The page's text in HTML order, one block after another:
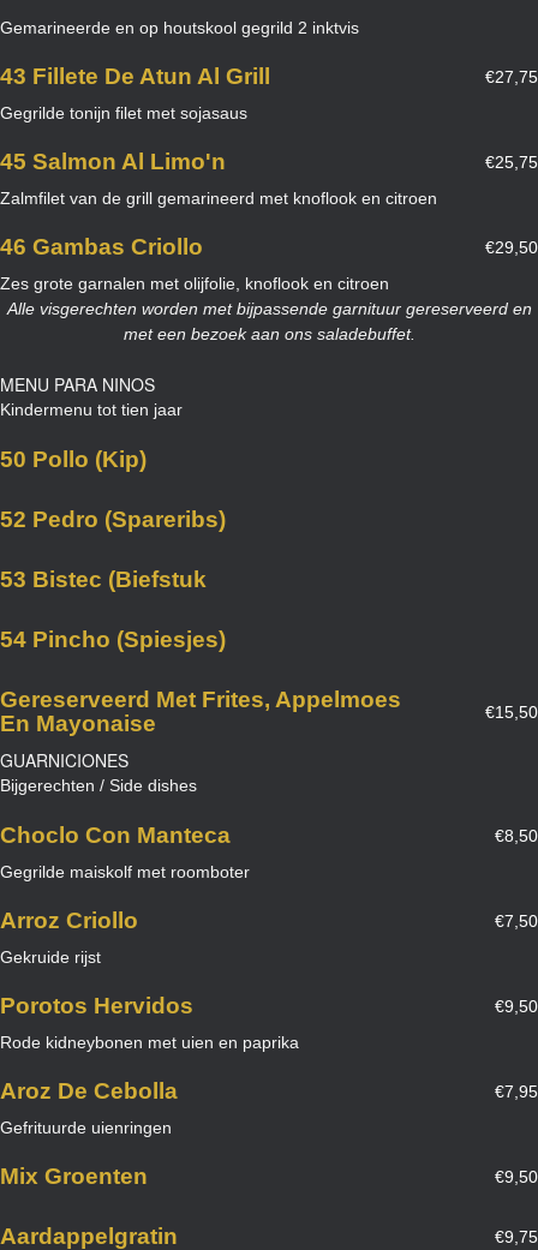
Gemarineerde en op houtskool gegrild 2 inktvis
43 Fillete De Atun Al Grill
€27,75
Gegrilde tonijn filet met sojasaus
45 Salmon Al Limo'n
€25,75
Zalmfilet van de grill gemarineerd met knoflook en citroen
46 Gambas Criollo
€29,50
Zes grote garnalen met olijfolie, knoflook en citroen
Alle visgerechten worden met bijpassende garnituur gereserveerd en
met een bezoek aan ons saladebuffet.
MENU PARA NINOS
Kindermenu tot tien jaar
50 Pollo (kip)
52 Pedro (spareribs)
53 Bistec (Biefstuk
54 Pincho (Spiesjes)
Gereserveerd Met Frites, Appelmoes
En Mayonaise
€15,50
GUARNICIONES
Bijgerechten / Side dishes
Choclo Con Manteca
€8,50
Gegrilde maiskolf met roomboter
Arroz Criollo
€7,50
Gekruide rijst
Porotos Hervidos
€9,50
Rode kidneybonen met uien en paprika
Aroz De Cebolla
€7,95
Gefrituurde uienringen
Mix Groenten €9,50
Aardappelgratin €9,75